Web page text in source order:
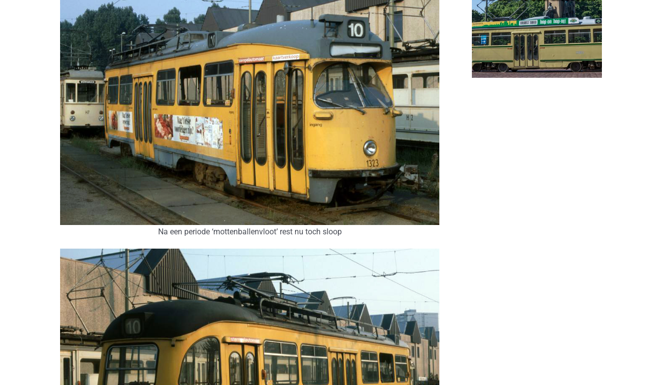
Na een periode ‘mottenballenvloot’ rest nu toch sloop